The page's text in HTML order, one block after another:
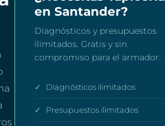
en Santander?
Diagnósticos y presupuestos
ilimitados. Gratis y sin
compromiso para el armador.
✓ Diagnósticos ilimitados
✓ Presupuestos ilimitados